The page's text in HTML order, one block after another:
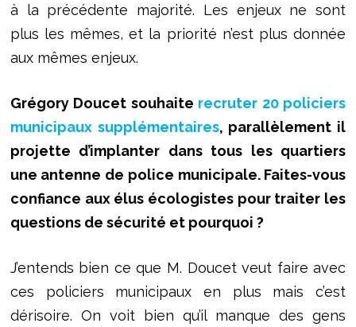
à la précédente majorité. Les enjeux ne sont
plus les mêmes, et la priorité n’est plus donnée
aux mêmes enjeux.
Grégory Doucet souhaite recruter 20 policiers
municipaux supplémentaires, parallèlement il
projette d’implanter dans tous les quartiers
une antenne de police municipale. Faites-vous
confiance aux élus écologistes pour traiter les
questions de sécurité et pourquoi ?
J’entends bien ce que M. Doucet veut faire avec
ces policiers municipaux en plus mais c’est
dérisoire. On voit bien qu’il manque des gens